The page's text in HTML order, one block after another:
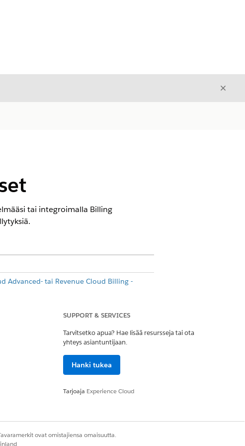
Sulje
tai integroimalla Billing
Advanced- tai Revenue Cloud Billing -
API-kutsuja
SUPPORT & SERVICES
Tarvitsetko apua? Hae lisää resursseja tai ota
yhteys asiantuntijaan.
Hanki tukea
Tarjoaja Experience Cloud
ovat omistajiensa omaisuutta.